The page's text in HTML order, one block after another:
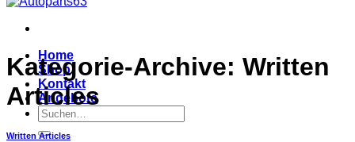
Home
Shop
Kontakt
Angebote
Suchen
nach:
Kategorie-Archive: Written
Articles
Written Articles